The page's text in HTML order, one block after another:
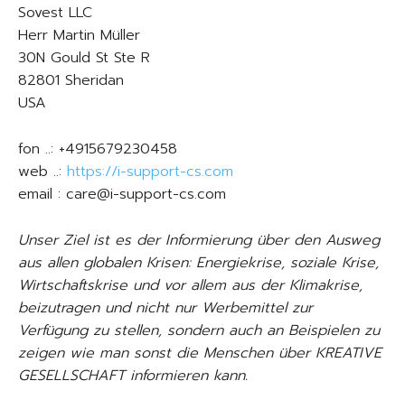
Sovest LLC
Herr Martin Müller
30N Gould St Ste R
82801 Sheridan
USA
fon ..: +4915679230458
web ..: https://i-support-cs.com
email : care@i-support-cs.com
Unser Ziel ist es der Informierung über den Ausweg
aus allen globalen Krisen: Energiekrise, soziale Krise,
Wirtschaftskrise und vor allem aus der Klimakrise,
beizutragen und nicht nur Werbemittel zur
Verfügung zu stellen, sondern auch an Beispielen zu
zeigen wie man sonst die Menschen über KREATIVE
GESELLSCHAFT informieren kann.